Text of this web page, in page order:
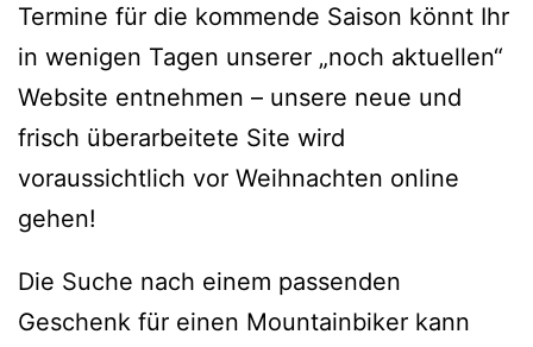
Termine für die kommende Saison könnt Ihr
in wenigen Tagen unserer „noch aktuellen“
Website entnehmen – unsere neue und
frisch überarbeitete Site wird
voraussichtlich vor Weihnachten online
gehen!
Die Suche nach einem passenden
Geschenk für einen Mountainbiker kann